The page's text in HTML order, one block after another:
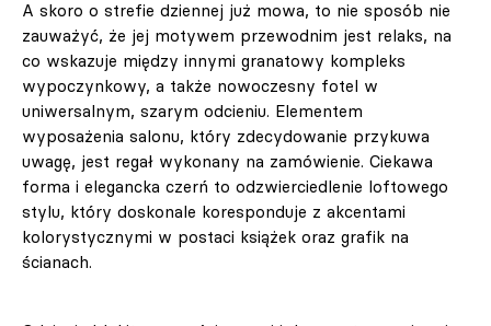
A skoro o strefie dziennej już mowa, to nie sposób nie
zauważyć, że jej motywem przewodnim jest relaks, na
co wskazuje między innymi granatowy kompleks
wypoczynkowy, a także nowoczesny fotel w
uniwersalnym, szarym odcieniu. Elementem
wyposażenia salonu, który zdecydowanie przykuwa
uwagę, jest regał wykonany na zamówienie. Ciekawa
forma i elegancka czerń to odzwierciedlenie loftowego
stylu, który doskonale koresponduje z akcentami
kolorystycznymi w postaci książek oraz grafik na
ścianach.